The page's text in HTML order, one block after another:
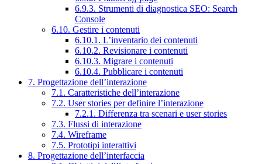
6.9.3. Strumenti di diagnostica SEO: Search
Console
6.10. Gestire i contenuti
6.10.1. L’inventario dei contenuti
6.10.2. Revisionare i contenuti
6.10.3. Migrare i contenuti
6.10.4. Pubblicare i contenuti
7. Progettazione dell’interazione
7.1. Caratteristiche dell’interazione
7.2. User stories per definire l’interazione
7.2.1. Differenza tra scenari e user stories
7.3. Flussi di interazione
7.4. Wireframe
7.5. Prototipi interattivi
8. Progettazione dell’interfaccia